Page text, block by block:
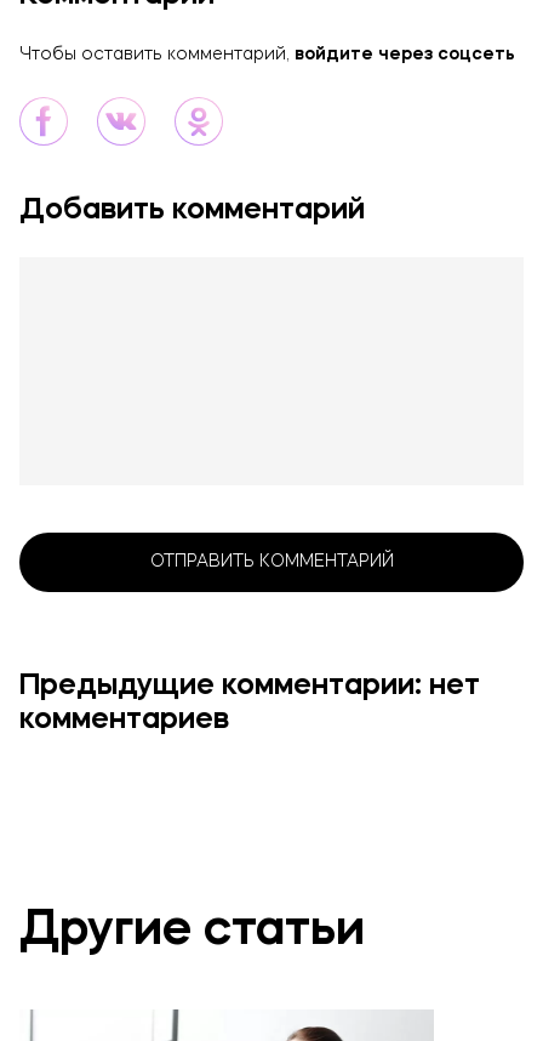
Чтобы оставить комментарий, войдите через соцсеть
Добавить комментарий
Предыдущие комментарии: нет
комментариев
Другие статьи